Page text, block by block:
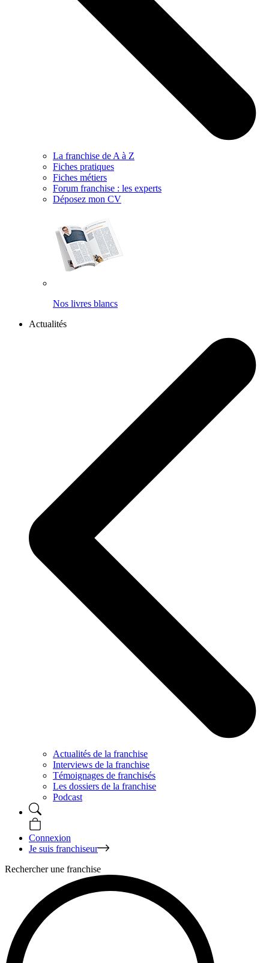
La franchise de A à Z
Fiches pratiques
Fiches métiers
Forum franchise : les experts
Déposez mon CV
Nos livres blancs
Actualités
Actualités de la franchise
Interviews de la franchise
Témoignages de franchisés
Les dossiers de la franchise
Podcast
Connexion
Je suis franchiseur
Rechercher une franchise